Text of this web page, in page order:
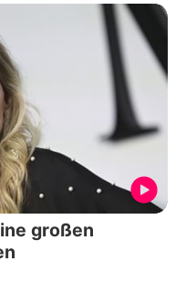
großen